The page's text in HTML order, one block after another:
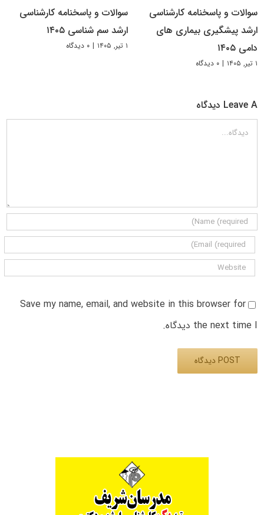
سوالات و پاسخنامه کارشناسی
ارشد پیشگیری بیماری های
دامی ۱۴۰۵
۱ تیر, ۱۴۰۵ | ۰ دیدگاه
سوالات و پاسخنامه کارشناسی
ارشد سم شناسی ۱۴۰۵
۱ تیر, ۱۴۰۵ | ۰ دیدگاه
Leave A دیدگاه
دیدگاه
Save my name, email, and website in this browser for
the next time I دیدگاه.